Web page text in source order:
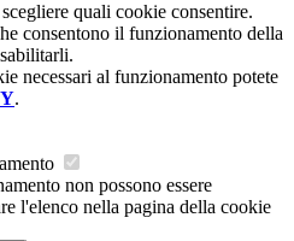
quali cookie consentire.
consentono il funzionamento della
necessari al funzionamento potete
.
non possono essere
l'elenco nella pagina della cookie